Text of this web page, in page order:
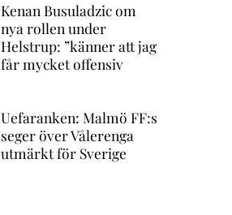
Kenan Busuladzic om
nya rollen under
Helstrup: ”känner att jag
får mycket offensiv
Uefaranken: Malmö FF:s
seger över Vålerenga
utmärkt för Sverige